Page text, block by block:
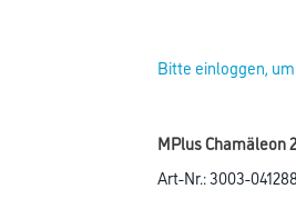
Bitte einloggen,
MPlus Chamäleon
Art-Nr.:3003-041288